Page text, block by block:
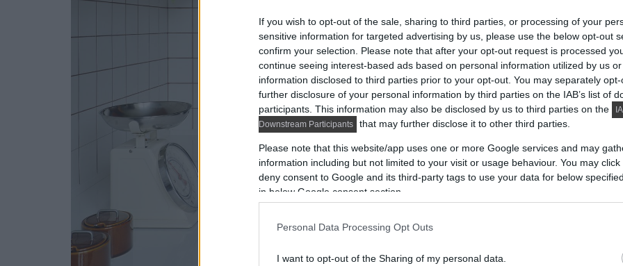
If you wish to opt-out of the sale, sharing to third parties, or processing of your
sensitive information for targeted advertising by us, please use the below opt-out
confirm your selection. Please note that after your opt-out request is processed
continue seeing interest-based ads based on personal information utilized by us
information disclosed to third parties prior to your opt-out. You may separately
further disclosure of your personal information by third parties on the IAB’s list of
participants. This information may also be disclosed by us to third parties on the
Downstream Participants
that may further disclose it to other third parties.
Please note that this website/app uses one or more Google services and may
information including but not limited to your visit or usage behaviour. You may
deny consent to Google and its third-party tags to use your data for below
in below Google consent section.
Personal Data Processing Opt Outs
I want to opt-out of the Sharing of my personal data.